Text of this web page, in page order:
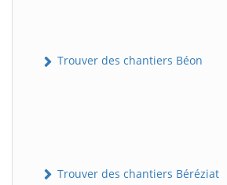
Trouver des chantiers Béon
Trouver des chantiers Béréziat